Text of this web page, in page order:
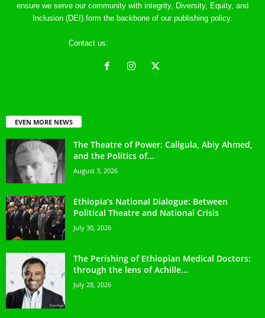
ensure we serve our community with integrity, Diversity, Equity, and
Inclusion (DEI) form the backbone of our publishing policy.
Contact us:
EVEN MORE NEWS
The Theatre of Power: Caligula, Abiy Ahmed,
and the Politics of...
August 3, 2026
Ethiopia’s National Dialogue: Between
Political Theatre and National Crisis
July 30, 2026
The Perishing of Ethiopian Medical Doctors:
through the lens of Achille...
July 28, 2026